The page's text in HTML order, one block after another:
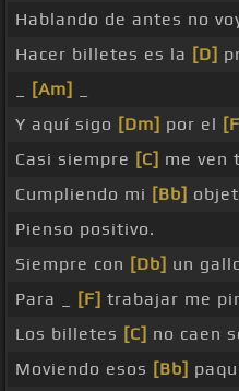
Hablando de antes no
Hacer billetes es la [D]
[Am]
Y aquí sigo [Dm] por el
Casi siempre [C] me ven
Cumpliendo mi [Bb]
Pienso positivo.
Siempre con [Db] un
Para _
[F] trabajar me
Los billetes [C] no caen
Moviendo esos [Bb]